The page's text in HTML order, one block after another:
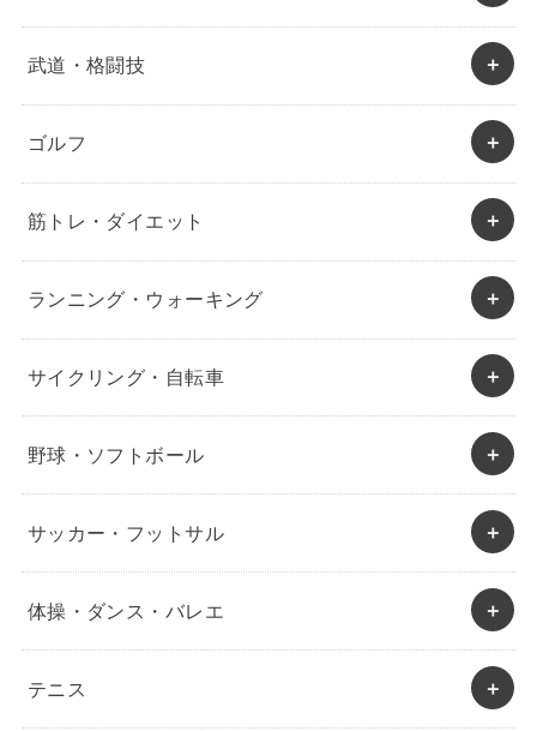
武道・格闘技
ゴルフ
筋トレ・ダイエット
ランニング・ウォーキング
サイクリング・自転車
野球・ソフトボール
サッカー・フットサル
体操・ダンス・バレエ
テニス